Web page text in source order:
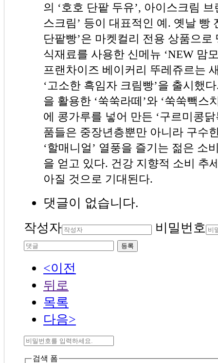
의 ‘호호 단팥 두유’, 아이스크림
스크림’ 등이 대표적인 예. 옛날 빵
단팥빵’은 마켓컬리 전용 상품으
식재료를 사용한 신메뉴 ‘NEW 맘
프랜차이즈 베이커리 뚜레쥬르는
‘고소한 흑임자 크림빵’을 출시했
을 활용한 ‘쑥쑥라떼’와 ‘쑥쑥빽스
에 콩가루를 넣어 만든 ‘구르미콩
품들은 중장년층뿐만 아니라 구수
‘할매니얼’ 열풍을 즐기는 젊은 소
을 얻고 있다. 건강 지향적 소비 추
아질 것으로 기대된다.
댓글이 없습니다.
작성자
비밀번호
등록
<이전
뒤로
목록
다음>
검색 폼